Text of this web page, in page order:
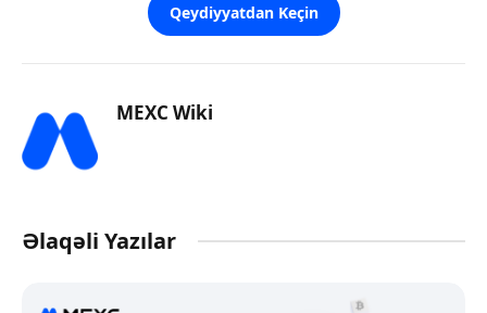
Qeydiyyatdan Keçin
MEXC Wiki
Əlaqəli Yazılar